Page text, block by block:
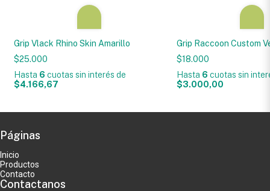
Grip Vlack Rhino Skin Amarillo
$25.000
Hasta 6 cuotas sin interés de
$4.166,67
Grip Raccoon Custom
$18.000
Hasta 6 cuotas sin
$3.000,00
Páginas
Inicio
Productos
Contacto
Contactanos